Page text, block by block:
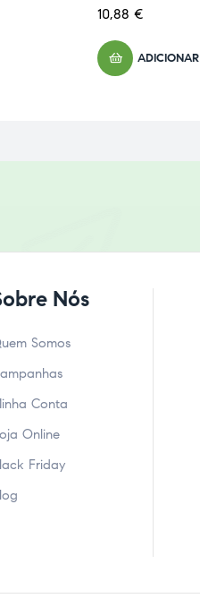
10,88 €
ADICIONAR
Nós
Somos
Conta
Online
Friday